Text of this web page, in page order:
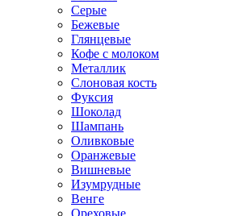
Серые
Бежевые
Глянцевые
Кофе с молоком
Металлик
Слоновая кость
Фуксия
Шоколад
Шампань
Оливковые
Оранжевые
Вишневые
Изумрудные
Венге
Ореховые